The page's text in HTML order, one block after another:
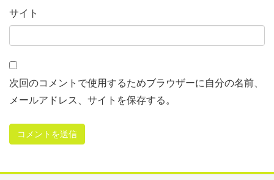
サイト
次回のコメントで使用するためブラウザーに自分の名前、
メールアドレス、サイトを保存する。